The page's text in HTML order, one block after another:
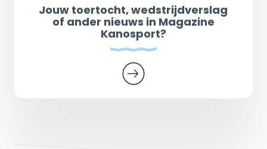
Jouw toertocht, wedstrijdverslag
of ander nieuws in Magazine
Kanosport?